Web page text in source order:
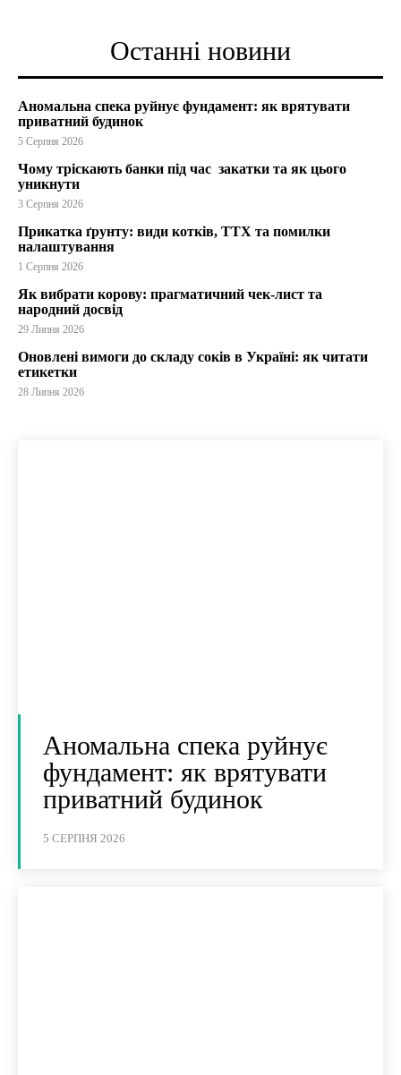
Останні новини
Аномальна спека руйнує фундамент: як врятувати
приватний будинок
5 Серпня 2026
Чому тріскають банки під час закатки та як цього
уникнути
3 Серпня 2026
Прикатка ґрунту: види котків, ТТХ та помилки
налаштування
1 Серпня 2026
Як вибрати корову: прагматичний чек-лист та
народний досвід
29 Липня 2026
Оновлені вимоги до складу соків в Україні: як читати
етикетки
28 Липня 2026
Аномальна спека руйнує
фундамент: як врятувати
приватний будинок
5 СЕРПНЯ 2026